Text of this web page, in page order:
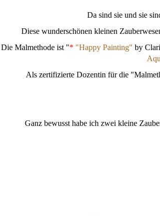
Da sind sie und sie
Diese wunderschönen kleinen
Die Malmethode ist "* "Happy Painting" by
Als zertifizierte Dozentin für die
Ganz bewusst habe ich zwei kleine